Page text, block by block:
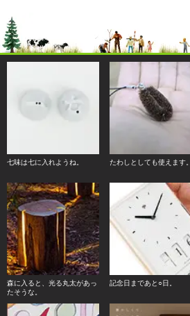
七味は七に入れようね。 たわしとしても使えます。
森に入ると、光る丸太があっ
たそうな。
記念日まであと○日。